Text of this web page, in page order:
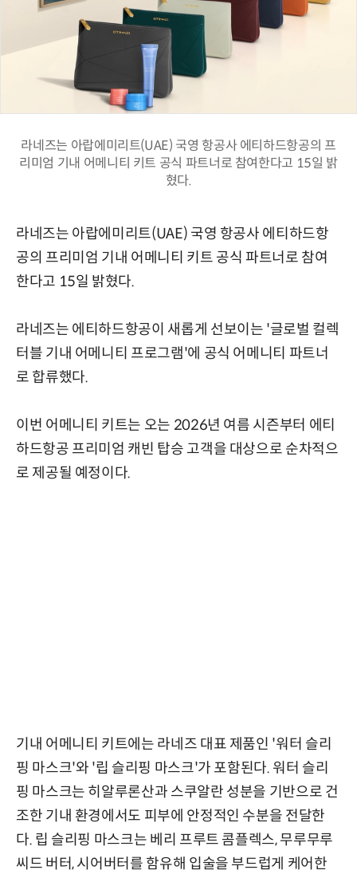
라네즈는 아랍에미리트(UAE) 국영 항공사 에티하드항공의 프
리미엄 기내 어메니티 키트 공식 파트너로 참여한다고 15일 밝
혔다.
라네즈는 아랍에미리트(UAE) 국영 항공사 에티하드항
공의 프리미엄 기내 어메니티 키트 공식 파트너로 참여
한다고 15일 밝혔다.
라네즈는 에티하드항공이 새롭게 선보이는 '글로벌 컬렉
터블 기내 어메니티 프로그램'에 공식 어메니티 파트너
로 합류했다.
이번 어메니티 키트는 오는 2026년 여름 시즌부터 에티
하드항공 프리미엄 캐빈 탑승 고객을 대상으로 순차적으
로 제공될 예정이다.
기내 어메니티 키트에는 라네즈 대표 제품인 '워터 슬리
핑 마스크'와 '립 슬리핑 마스크'가 포함된다. 워터 슬리
핑 마스크는 히알루론산과 스쿠알란 성분을 기반으로 건
조한 기내 환경에서도 피부에 안정적인 수분을 전달한
다. 립 슬리핑 마스크는 베리 프루트 콤플렉스, 무루무루
씨드 버터, 시어버터를 함유해 입술을 부드럽게 케어한